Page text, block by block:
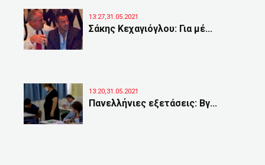
13:27,31.05.2021
Σάκης Κεχαγιόγλου: Για μέ...
13:20,31.05.2021
Πανελλήνιες εξετάσεις: Βγ...